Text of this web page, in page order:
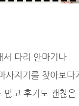
서 다리 안마기나
사지기를 찾아보다
많고 후기도 괜찮은